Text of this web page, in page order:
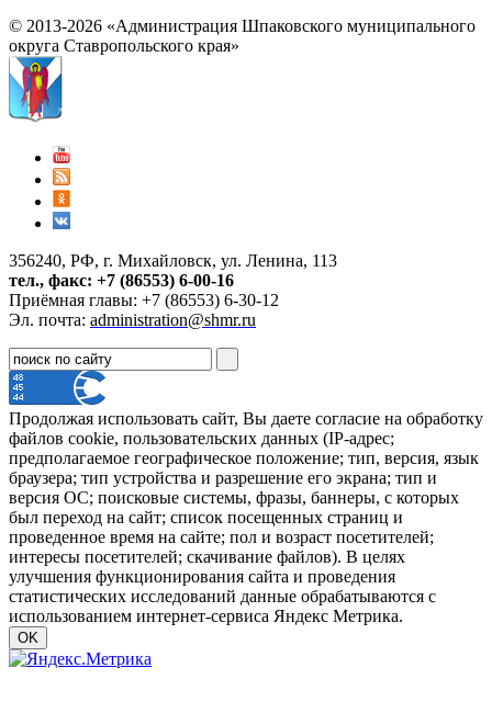
© 2013-2026 «Администрация Шпаковского муниципального
округа Ставропольского края»
356240, РФ, г. Михайловск, ул. Ленина, 113
тел., факс: +7 (86553) 6-00-16
Приёмная главы: +7 (86553) 6-30-12
Эл. почта: administration@shmr.ru
Продолжая использовать сайт, Вы даете согласие на обработку
файлов cookie, пользовательских данных (IP-адрес;
предполагаемое географическое положение; тип, версия, язык
браузера; тип устройства и разрешение его экрана; тип и
версия ОС; поисковые системы, фразы, баннеры, с которых
был переход на сайт; список посещенных страниц и
проведенное время на сайте; пол и возраст посетителей;
интересы посетителей; скачивание файлов). В целях
улучшения функционирования сайта и проведения
статистических исследований данные обрабатываются с
использованием интернет-сервиса Яндекс Метрика.
OK